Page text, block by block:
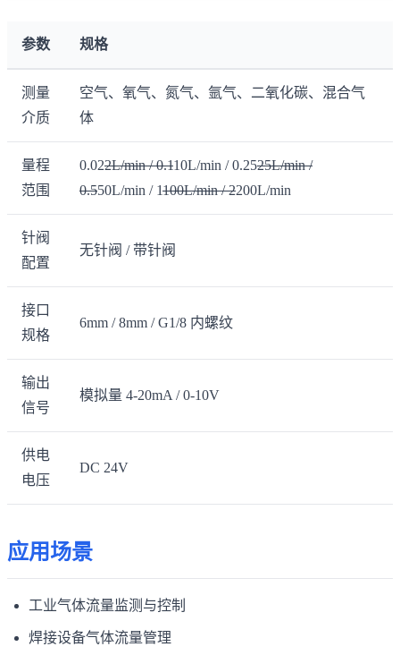
参数 规格
测量
介质
空气、氧气、氮气、氩气、二氧化碳、混合气
体
量程
范围
0.022L/min / 0.110L/min / 0.2525L/min /
0.550L/min / 1100L/min / 2200L/min
针阀
配置
无针阀 / 带针阀
接口
规格
6mm / 8mm / G1/8 内螺纹
输出
信号
模拟量 4-20mA / 0-10V
供电
电压
DC 24V
应用场景
工业气体流量监测与控制
焊接设备气体流量管理